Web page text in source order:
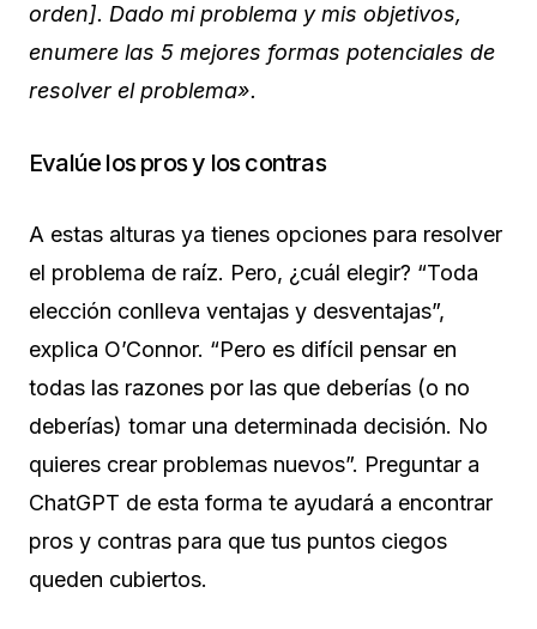
orden]. Dado mi problema y mis objetivos,
enumere las 5 mejores formas potenciales de
resolver el problema».
Evalúe los pros y los contras
A estas alturas ya tienes opciones para resolver
el problema de raíz. Pero, ¿cuál elegir? “Toda
elección conlleva ventajas y desventajas”,
explica O’Connor. “Pero es difícil pensar en
todas las razones por las que deberías (o no
deberías) tomar una determinada decisión. No
quieres crear problemas nuevos”. Preguntar a
ChatGPT de esta forma te ayudará a encontrar
pros y contras para que tus puntos ciegos
queden cubiertos.